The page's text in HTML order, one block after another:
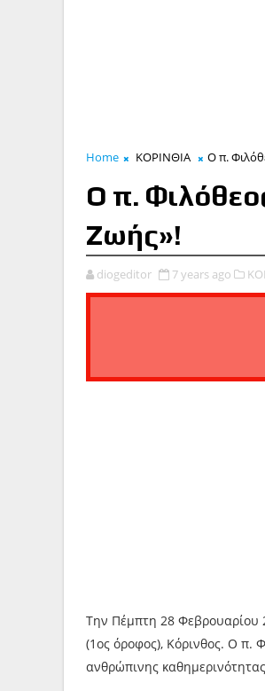
Home ΚΟΡΙΝΘΙΑ Ο π.
Ο π.
Ζωής»!
diogeditor 7 years ago
Την Πέμπτη 28 Φεβρουαρίου
(1ος όροφος), Κόρινθος. Ο π.
ανθρώπινης